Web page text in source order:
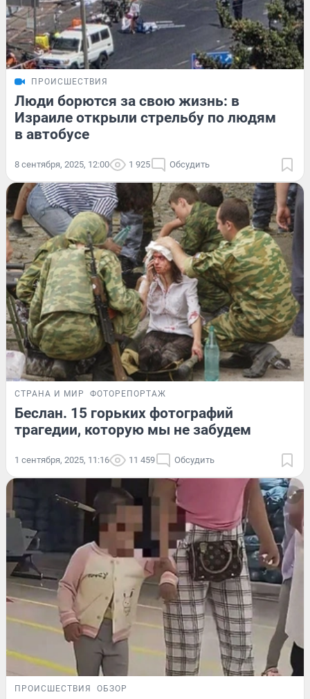
ПРОИСШЕСТВИЯ
Люди борются за свою жизнь: в
Израиле открыли стрельбу по людям
в автобусе
8 сентября, 2025, 12:00 1 925 Обсудить
СТРАНА И МИР ФОТОРЕПОРТАЖ
Беслан. 15 горьких фотографий
трагедии, которую мы не забудем
1 сентября, 2025, 11:16 11 459 Обсудить
ПРОИСШЕСТВИЯ ОБЗОР